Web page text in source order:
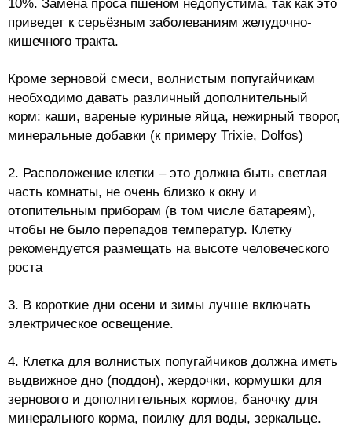
10%. Замена проса пшеном недопустима, так как это
приведет к серьёзным заболеваниям желудочно-
кишечного тракта.
Кроме зерновой смеси, волнистым попугайчикам
необходимо давать различный дополнительный
корм: каши, вареные куриные яйца, нежирный творог,
минеральные добавки (к примеру Trixie, Dolfos)
2. Расположение клетки – это должна быть светлая
часть комнаты, не очень близко к окну и
отопительным приборам (в том числе батареям),
чтобы не было перепадов температур. Клетку
рекомендуется размещать на высоте человеческого
роста
3. В короткие дни осени и зимы лучше включать
электрическое освещение.
4. Клетка для волнистых попугайчиков должна иметь
выдвижное дно (поддон), жердочки, кормушки для
зернового и дополнительных кормов, баночку для
минерального корма, поилку для воды, зеркальце.